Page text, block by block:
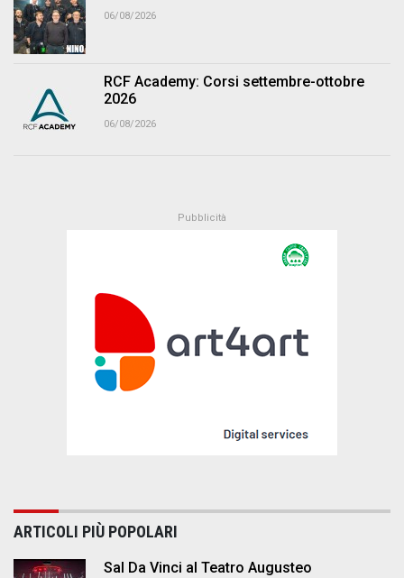
06/08/2026
RCF Academy: Corsi settembre-ottobre
2026
06/08/2026
ARTICOLI PIÙ POPOLARI
Sal Da Vinci al Teatro Augusteo